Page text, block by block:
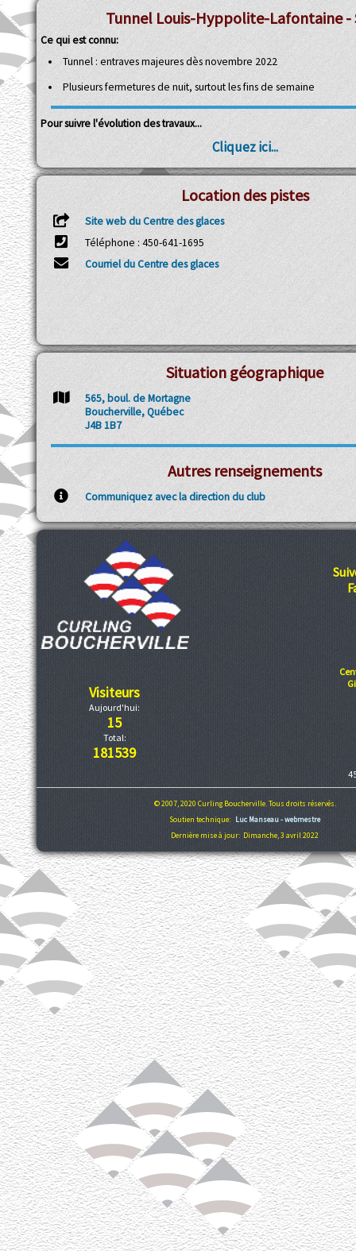
Tunnel Louis-Hyppolite-Lafontaine -
Ce qui est connu:
Tunnel : entraves majeures dès novembre 2022
Plusieurs fermetures de nuit, surtout les fins de semaine
Pour suivre l'évolution des travaux...
Cliquez ici...
Location des pistes
Site web du Centre des glaces
Téléphone : 450-641-1695
Courriel du Centre des glaces
Situation géographique
565, boul. de Mortagne
Boucherville, Québec
J4B 1B7
Autres renseignements
Communiquez avec la direction du club
Visiteurs
Aujourd'hui:
15
Total:
181539
© 2007, 2020 Curling Boucherville. Tous droits réservés.
Soutien technique:Luc Manseau - webmestre
Dernière mise à jour: Dimanche, 3 avril 2022